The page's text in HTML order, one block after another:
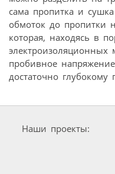
сама пропитка и
обмоток до пропитки
которая, находясь в
электроизоляционных
пробивное
достаточно
Наши проекты: